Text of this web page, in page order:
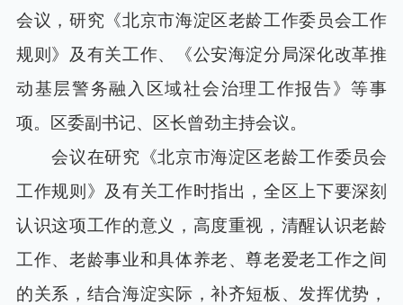
会议，研究《北京市海淀区老龄工作委员会工作
规则》及有关工作、《公安海淀分局深化改革推
动基层警务融入区域社会治理工作报告》等事
项。区委副书记、区长曾劲主持会议。
会议在研究《北京市海淀区老龄工作委员会
工作规则》及有关工作时指出，全区上下要深刻
认识这项工作的意义，高度重视，清醒认识老龄
工作、老龄事业和具体养老、尊老爱老工作之间
的关系，结合海淀实际，补齐短板、发挥优势，